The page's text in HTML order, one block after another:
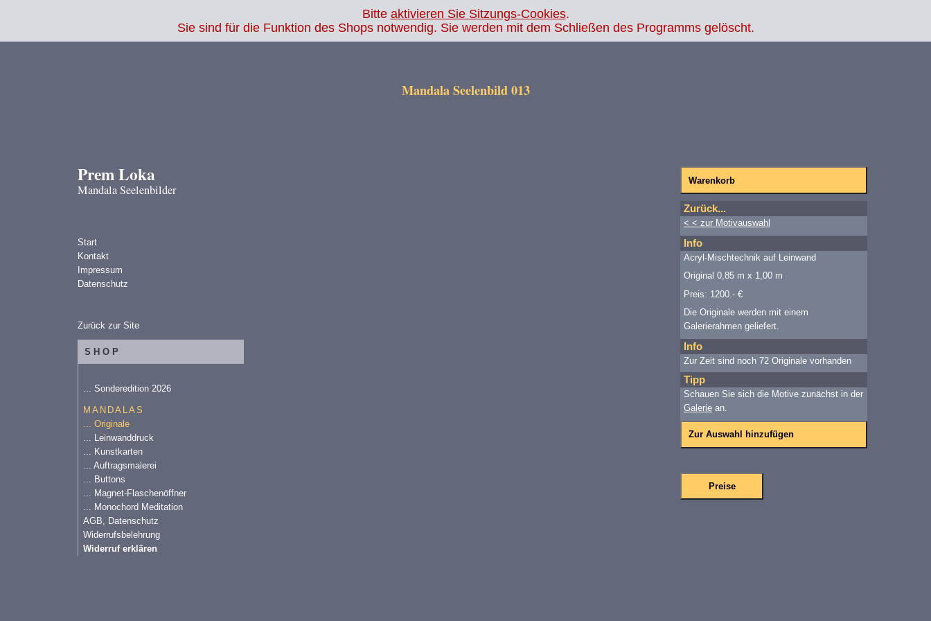
/www/htdocs/w01f7e05/2025/shop.php on line 14
Prem Loka
Mandala Seelenbilder
Start
Kontakt
Impressum
Datenschutz
Zurück zur Site
SHOP
... Sonderedition 2026
MANDALAS
... Originale
... Leinwanddruck
... Kunstkarten
... Auftragsmalerei
... Buttons
... Magnet-Flaschenöffner
... Monochord Meditation
AGB, Datenschutz
Widerrufsbelehrung
Widerruf erklären
Mandala Seelenbild 013
Zurück...
< < zur Motivauswahl
Info
Acryl-Mischtechnik auf Leinwand
Original 0,85 m x 1,00 m
Preis: 1200.- €
Die Originale werden mit einem
Galerierahmen geliefert.
Info
Zur Zeit sind noch 72 Originale vorhanden
Tipp
Schauen Sie sich die Motive zunächst in der
Galerie an.
Bitte aktivieren Sie Sitzungs-Cookies.
Sie sind für die Funktion des Shops notwendig. Sie werden mit dem Schließen des Programms gelöscht.